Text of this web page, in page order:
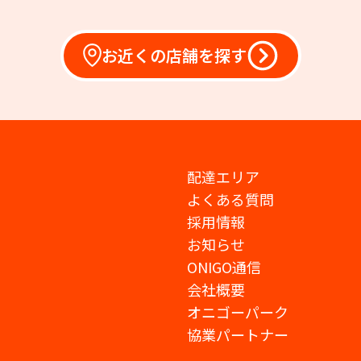
お近くの店舗を探す
配達エリア
よくある質問
採用情報
お知らせ
ONIGO通信
会社概要
オニゴーパーク
協業パートナー